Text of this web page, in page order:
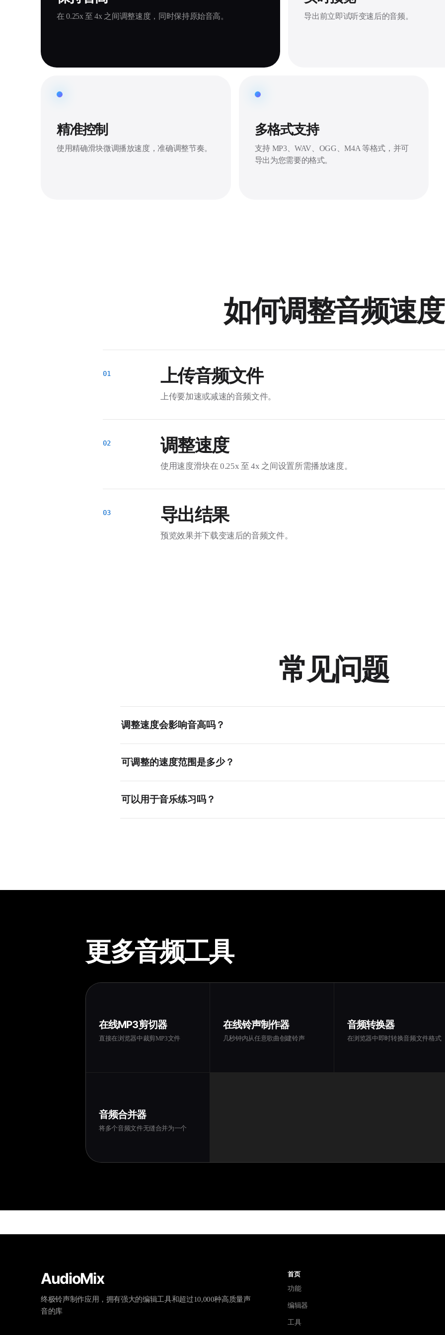
在 0.25x 至 4x 之间调整速度，同时保持原始音高。 导出前立即试听变速后的音频。
精准控制
使用精确滑块微调播放速度，准确调整节奏。
多格式支持
支持 MP3、WAV、OGG、M4A 等格式，并可
导出为您需要的格式。
如何调整音频速度
上传音频文件
上传要加速或减速的音频文件。
调整速度
使用速度滑块在 0.25x 至 4x 之间设置所需播放速度。
导出结果
预览效果并下载变速后的音频文件。
常见问题
调整速度会影响音高吗？
可调整的速度范围是多少？
可以用于音乐练习吗？
更多音频工具
在线MP3剪切器
直接在浏览器中裁剪MP3文件
在线铃声制作器
几秒钟内从任意歌曲创建铃声
音频转换器
在浏览器中即时转换音频文件格式
音频合并器
将多个音频文件无缝合并为一个
AudioMix
终极铃声制作应用，拥有强大的编辑工具和超过10,000种高质量声
音的库
首页
功能
编辑器
工具